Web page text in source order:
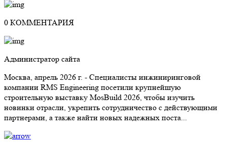
0 КОММЕНТАРИЯ
Администратор сайта
Москва, апрель 2026 г. - Специалисты инжиниринговой
компании RMS Engineering посетили крупнейшую
строительную выставку MosBuild 2026, чтобы изучить
новинки отрасли, укрепить сотрудничество с действующими
партнерами, а также найти новых надежных поста...